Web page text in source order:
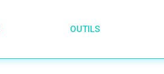
OUTILS